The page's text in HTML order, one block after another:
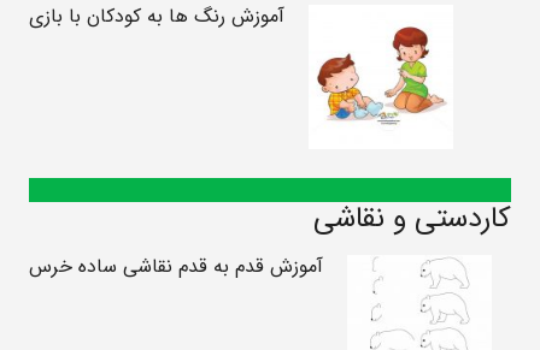
آموزش رنگ ها به کودکان با بازی
کاردستی و نقاشی
آموزش قدم به قدم نقاشی ساده خرس